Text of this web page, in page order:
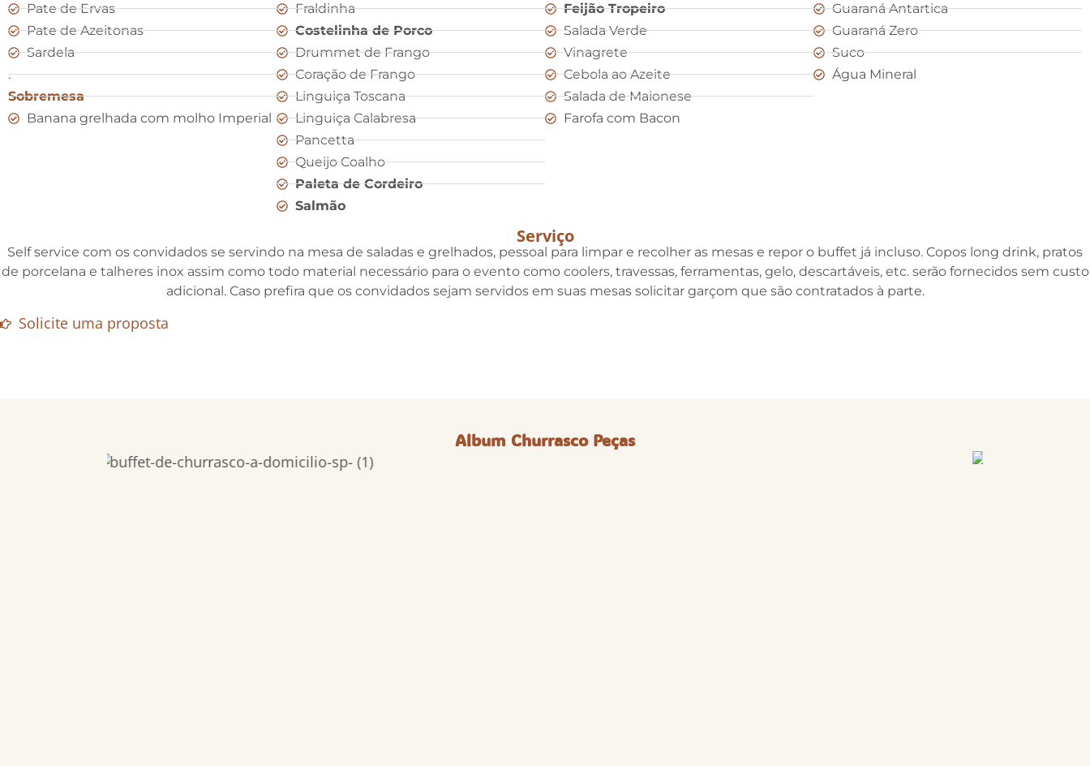
Pate de Ervas
Pate de Azeitonas
Sardela
.
Sobremesa
Banana grelhada com molho Imperial
Fraldinha
Costelinha de Porco
Drummet de Frango
Coração de Frango
Linguiça Toscana
Linguiça Calabresa
Pancetta
Queijo Coalho
Paleta de Cordeiro
Salmão
Feijão Tropeiro
Salada Verde
Vinagrete
Cebola ao Azeite
Salada de Maionese
Farofa com Bacon
Guaraná Antartica
Guaraná Zero
Suco
Água Mineral
Serviço
Self service com os convidados se servindo na mesa de saladas e grelhados, pessoal para limpar e recolher as mesas e repor o buffet já incluso. Copos long drink, pratos
de porcelana e talheres inox assim como todo material necessário para o evento como coolers, travessas, ferramentas, gelo, descartáveis, etc. serão fornecidos sem custo
adicional. Caso prefira que os convidados sejam servidos em suas mesas solicitar garçom que são contratados à parte.
Solicite uma proposta
Album Churrasco Peças